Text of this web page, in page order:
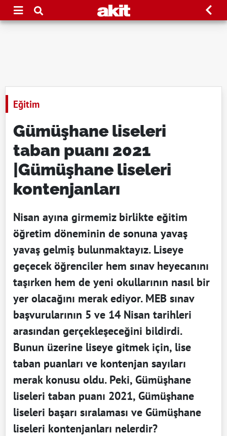
Eğitim
Gümüşhane liseleri
taban puanı 2021
|Gümüşhane liseleri
kontenjanları
Nisan ayına girmemiz birlikte eğitim
öğretim döneminin de sonuna yavaş
yavaş gelmiş bulunmaktayız. Liseye
geçecek öğrenciler hem sınav heyecanını
taşırken hem de yeni okullarının nasıl bir
yer olacağını merak ediyor. MEB sınav
başvurularının 5 ve 14 Nisan tarihleri
arasından gerçekleşeceğini bildirdi.
Bunun üzerine liseye gitmek için, lise
taban puanları ve kontenjan sayıları
merak konusu oldu. Peki, Gümüşhane
liseleri taban puanı 2021, Gümüşhane
liseleri başarı sıralaması ve Gümüşhane
liseleri kontenjanları nelerdir?